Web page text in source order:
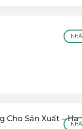
Cho Sản Xuất – Ha